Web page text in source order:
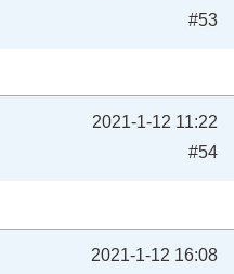
#53
2021-1-12 11:22
#54
2021-1-12 16:08